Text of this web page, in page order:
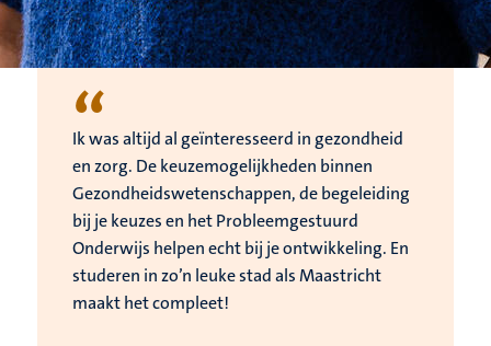
“
Ik was altijd al geïnteresseerd in gezondheid
en zorg. De keuzemogelijkheden binnen
Gezondheidswetenschappen, de begeleiding
bij je keuzes en het Probleemgestuurd
Onderwijs helpen echt bij je ontwikkeling. En
studeren in zo’n leuke stad als Maastricht
maakt het compleet!